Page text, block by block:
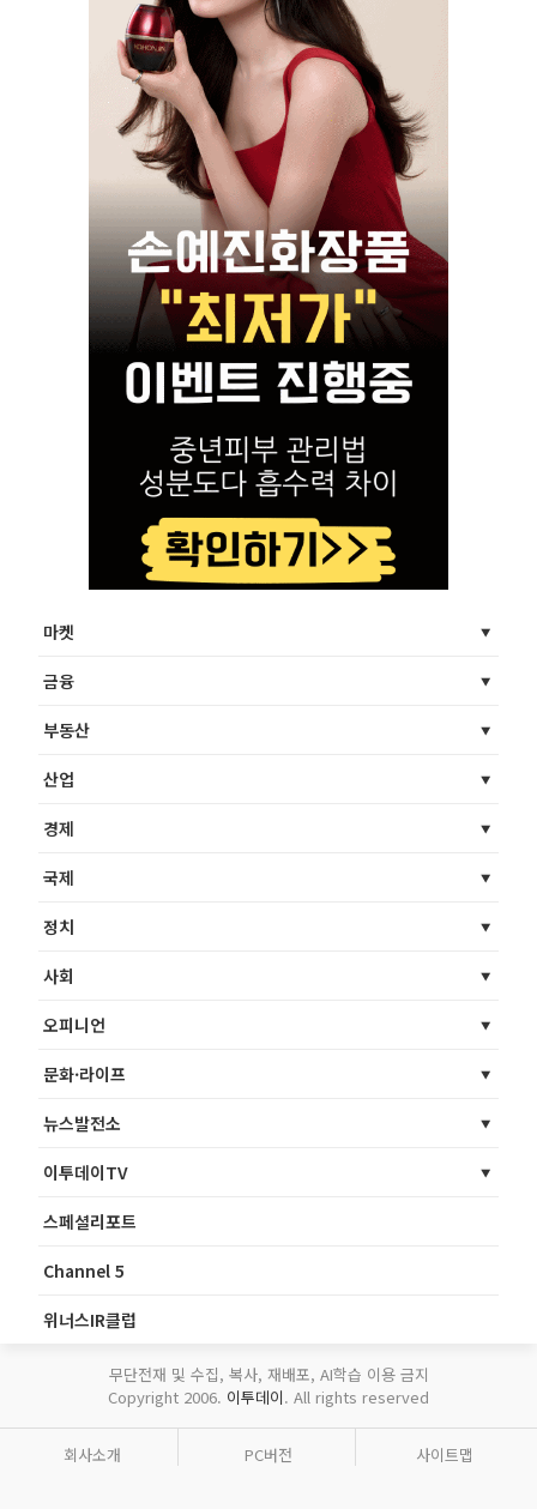
마켓
금융
부동산
산업
경제
국제
정치
사회
오피니언
문화·라이프
뉴스발전소
이투데이TV
스페셜리포트
Channel 5
위너스IR클럽
무단전재 및 수집, 복사, 재배포, AI학습 이용 금지
Copyright 2006. 이투데이. All rights reserved
회사소개 PC버전 사이트맵